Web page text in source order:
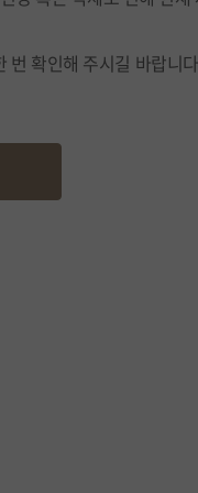
번 확인해 주시길 바랍니